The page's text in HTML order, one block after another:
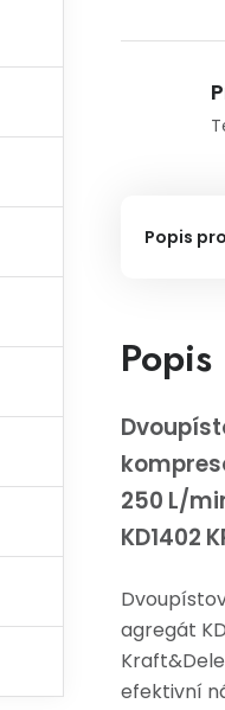
Popis
250 L/
KD1402
agregát
efektivní